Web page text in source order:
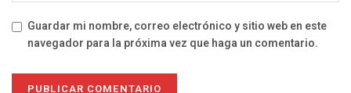
Guardar mi nombre, correo electrónico y sitio web en este
navegador para la próxima vez que haga un comentario.